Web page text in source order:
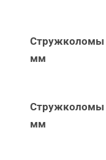
Стружколомы
мм
Стружколомы
мм